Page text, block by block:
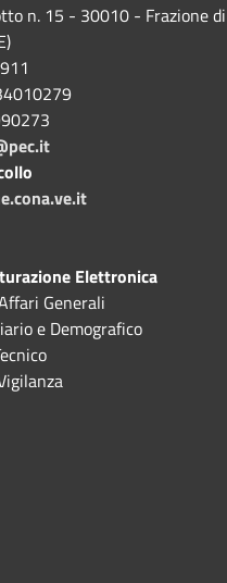
n. 15 - 30010 - Frazione di
Elettronica
Generali
e Demografico